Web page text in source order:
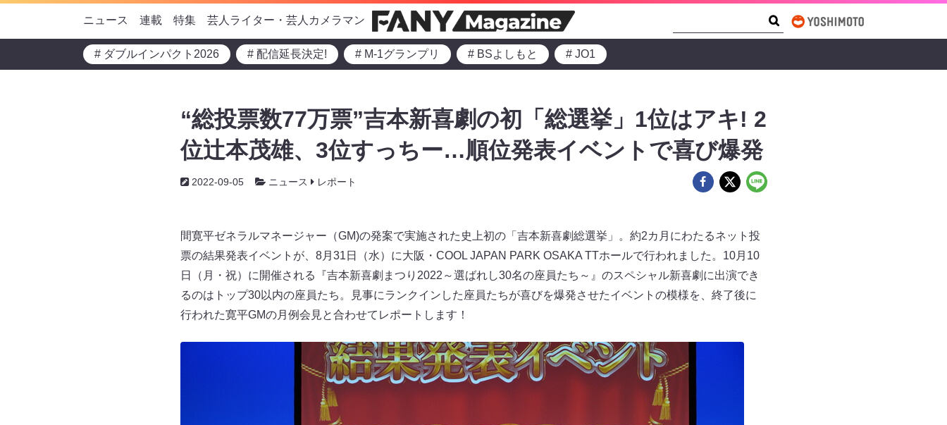
ニュース 連載 特集 芸人ライター・芸人カメラマン
# ダブルインパクト2026 # 配信延長決定! # M-1グランプリ # BSよしもと # JO1
“総投票数77万票”吉本新喜劇の初「総選挙」1位はアキ! 2
位辻本茂雄、3位すっちー…順位発表イベントで喜び爆発
2022-09-05 ニュース レポート
間寛平ゼネラルマネージャー（GM)の発案で実施された史上初の「吉本新喜劇総選挙」。約2カ月にわたるネット投
票の結果発表イベントが、8月31日（水）に大阪・COOL JAPAN PARK OSAKA TTホールで行われました。10月10
日（月・祝）に開催される『吉本新喜劇まつり2022～選ばれし30名の座員たち～』のスペシャル新喜劇に出演でき
るのはトップ30以内の座員たち。見事にランクインした座員たちが喜びを爆発させたイベントの模様を、終了後に
行われた寛平GMの月例会見と合わせてレポートします！